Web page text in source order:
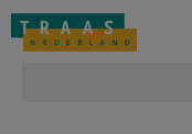
Overlast melden: